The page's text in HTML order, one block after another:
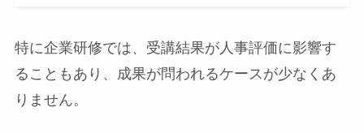
特に企業研修では、受講結果が人事評価に影響す
ることもあり、成果が問われるケースが少なくあ
りません。